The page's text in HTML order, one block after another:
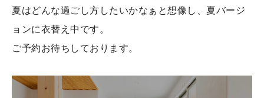
夏はどんな過ごし方したいかなぁと想像し、夏バージ
ョンに衣替え中です。
ご予約お待ちしております。